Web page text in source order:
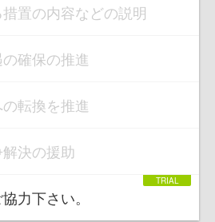
置の内容などの説明
確保の推進
転換を推進
決の援助
力下さい。